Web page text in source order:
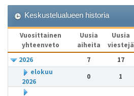
Keskustelualueen historia
Vuosittainen
yhteenveto
Uusia
aiheita
Uusia
viestejä
2026 7 17
elokuu
2026
0 1